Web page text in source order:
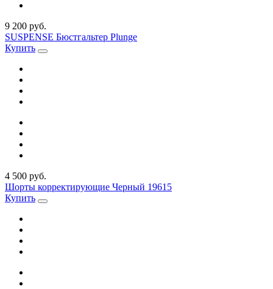
9 200 руб.
SUSPENSE Бюстгальтер Plunge
Купить
4 500 руб.
Шорты корректирующие Черный 19615
Купить